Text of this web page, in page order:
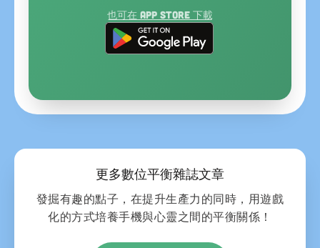
也可在 App Store 下載
更多數位平衡雜誌文章
發掘有趣的點子，在提升生產力的同時，用遊戲
化的方式培養手機與心靈之間的平衡關係！